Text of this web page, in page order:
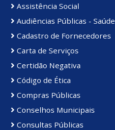
Assistência Social
Audiências Públicas - Saúde
Cadastro de Fornecedores
Carta de Serviços
Certidão Negativa
Código de Ética
Compras Públicas
Conselhos Municipais
Consultas Públicas